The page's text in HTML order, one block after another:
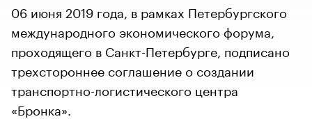
06 июня 2019 года, в рамках Петербургского
международного экономического форума,
проходящего в Санкт-Петербурге, подписано
трехстороннее соглашение о создании
транспортно-логистического центра
«Бронка».